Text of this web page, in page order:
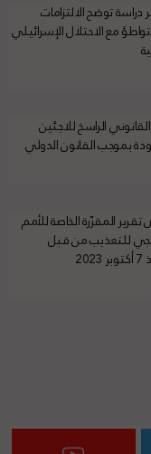
توضح الالتزامات
مع الاحتلال الإسرائيلي
الراسخ للاجئين
بموجب القانون الدولي
المقرّرة الخاصة للأمم
للتعذيب من قبل